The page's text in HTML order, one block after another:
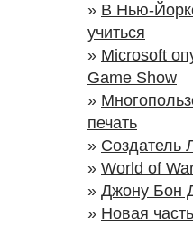
» В Нью-
учиться
» Microsoft
Game Show
»
печать
» Создатель
» World of
» Джону Бон
» Новая